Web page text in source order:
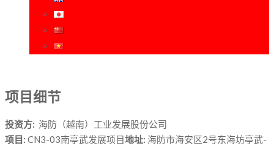
项目细节
投资方: 海防（越南）工业发展股份公司
项目: CN3-03南亭武发展项目地址: 海防市海安区2号东海坊亭武-